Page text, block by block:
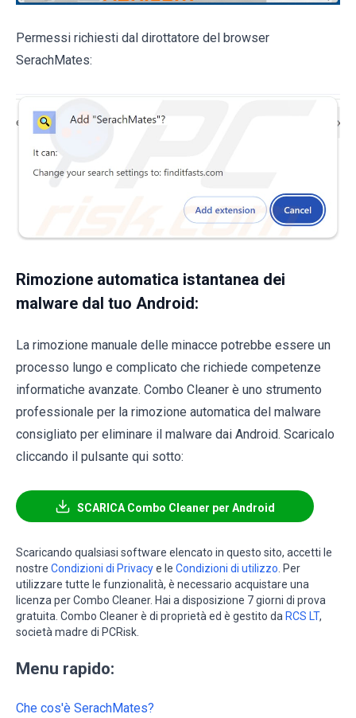
Permessi richiesti dal dirottatore del browser
SerachMates:
Rimozione automatica istantanea dei
malware dal tuo Android:
La rimozione manuale delle minacce potrebbe essere un
processo lungo e complicato che richiede competenze
informatiche avanzate. Combo Cleaner è uno strumento
professionale per la rimozione automatica del malware
consigliato per eliminare il malware dai Android. Scaricalo
cliccando il pulsante qui sotto:
SCARICA Combo Cleaner per Android
Scaricando qualsiasi software elencato in questo sito, accetti le
nostre Condizioni di Privacye le Condizioni di utilizzo. Per
utilizzare tutte le funzionalità, è necessario acquistare una
licenza per Combo Cleaner. Hai a disposizione 7 giorni di prova
gratuita. Combo Cleaner è di proprietà ed è gestito da RCS LT,
società madre di PCRisk.
Menu rapido:
Che cos'è SerachMates?